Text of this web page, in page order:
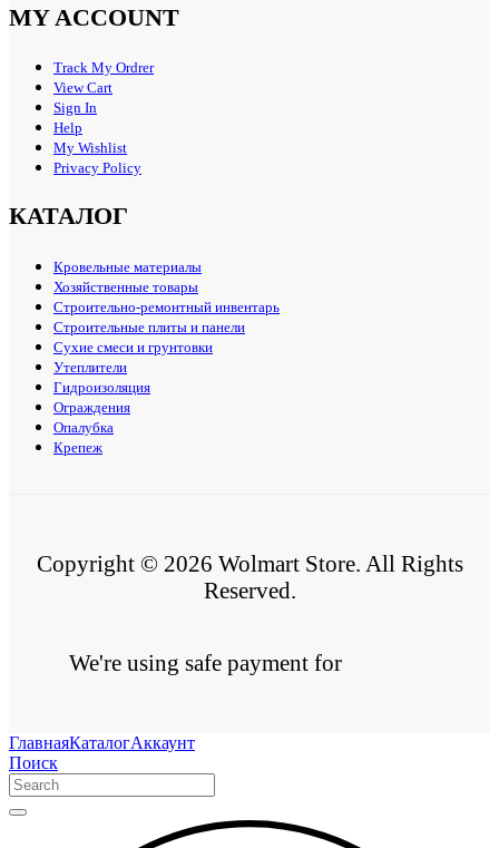
MY ACCOUNT
Track My Ordrer
View Cart
Sign In
Help
My Wishlist
Privacy Policy
КАТАЛОГ
Кровельные материалы
Хозяйственные товары
Строительно-ремонтный инвентарь
Строительные плиты и панели
Сухие смеси и грунтовки
Утеплители
Гидроизоляция
Ограждения
Опалубка
Крепеж
Copyright © 2026 Wolmart Store. All Rights
Reserved.
We're using safe payment for
ГлавнаяКаталогАккаунт
Поиск